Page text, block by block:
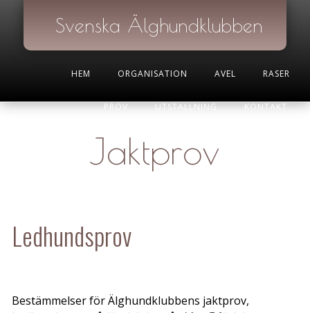
Svenska Älghundklubben
HEM ORGANISATION AVEL RASER
PROV UTSTÄLLNING KONTAKT
Jaktprov
Ledhundsprov
Bestämmelser för Älghundklubbens jaktprov,